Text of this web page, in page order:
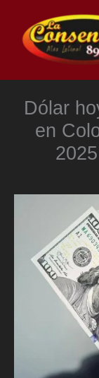
contenido
Dólar
en